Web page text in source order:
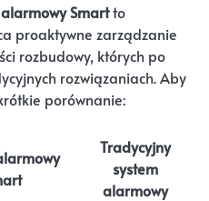
Smartto
proaktywne zarządzanie
rozbudowy, których po
rozwiązaniach. Aby
porównanie:
Tradycyjny
system
alarmowy